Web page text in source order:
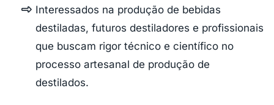
Interessados na produção de bebidas
destiladas, futuros destiladores e profissionais
que buscam rigor técnico e científico no
processo artesanal de produção de
destilados.